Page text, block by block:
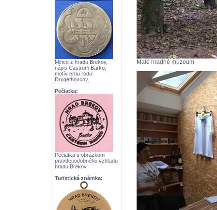
Mince z hradu Brekov,
nápis Castrum Barko,
motív erbu rodu
Drugethovcov.
Pečiatka:
Pečiatka s obrázkom
pravdepodobného vzhľadu
hradu Brekov.
Turistická známka:
Malé hradné múzeum